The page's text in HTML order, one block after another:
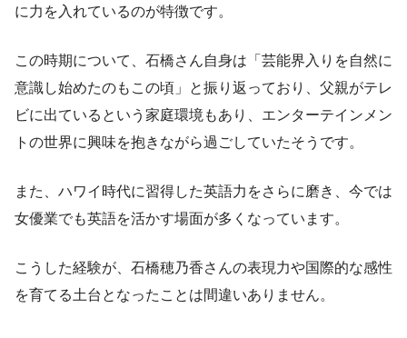
に力を入れているのが特徴です。
この時期について、石橋さん自身は「芸能界入りを自然に
意識し始めたのもこの頃」と振り返っており、父親がテレ
ビに出ているという家庭環境もあり、エンターテインメン
トの世界に興味を抱きながら過ごしていたそうです。
また、ハワイ時代に習得した英語力をさらに磨き、今では
女優業でも英語を活かす場面が多くなっています。
こうした経験が、石橋穂乃香さんの表現力や国際的な感性
を育てる土台となったことは間違いありません。